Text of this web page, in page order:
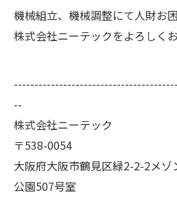
機械組立、機械調整にて人財お
株式会社ニーテックをよろしく
--
株式会社ニーテック
〒538-0054
大阪府大阪市鶴見区緑2-2-2メ
公園507号室